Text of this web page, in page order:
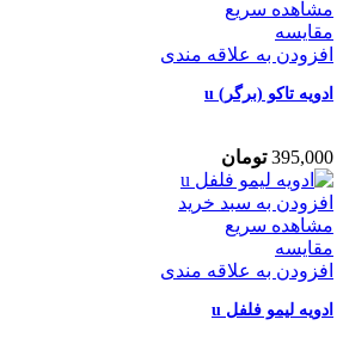
مشاهده سریع
مقایسه
افزودن به علاقه مندی
ادویه تاکو (برگر) u
395,000 تومان
افزودن به سبد خرید
مشاهده سریع
مقایسه
افزودن به علاقه مندی
ادویه لیمو فلفل u